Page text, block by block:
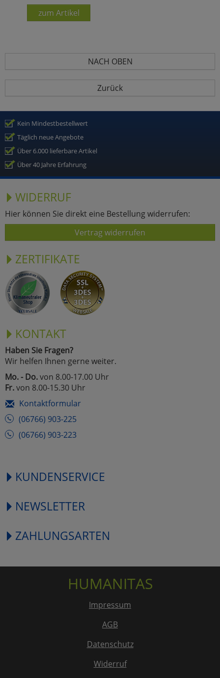
zum Artikel
NACH OBEN
Zurück
Kein Mindestbestellwert
Täglich neue Angebote
Über 6.000 lieferbare Artikel
Über 40 Jahre Erfahrung
WIDERRUF
Hier können Sie direkt eine Bestellung widerrufen:
Vertrag widerrufen
ZERTIFIKATE
KONTAKT
Haben Sie Fragen?
Wir helfen Ihnen gerne weiter.
Mo. - Do.von 8.00-17.00 Uhr
Fr.von 8.00-15.30 Uhr
Kontaktformular
(06766) 903-225
(06766) 903-223
KUNDENSERVICE
NEWSLETTER
ZAHLUNGSARTEN
HUMANITAS
Impressum
AGB
Datenschutz
Widerruf